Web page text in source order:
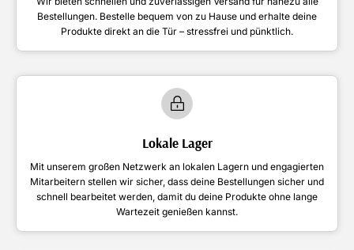
Bestellungen. Bestelle bequem von zu Hause und erhalte deine
Produkte direkt an die Tür – stressfrei und pünktlich.
Lokale Lager
Mit unserem großen Netzwerk an lokalen Lagern und engagierten
Mitarbeitern stellen wir sicher, dass deine Bestellungen sicher und
schnell bearbeitet werden, damit du deine Produkte ohne lange
Wartezeit genießen kannst.